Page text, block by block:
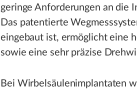
geringe Anforderungen an die
Das patentierte
eingebaut ist, ermöglicht eine
sowie eine sehr präzise
Bei Wirbelsäulenimplantaten